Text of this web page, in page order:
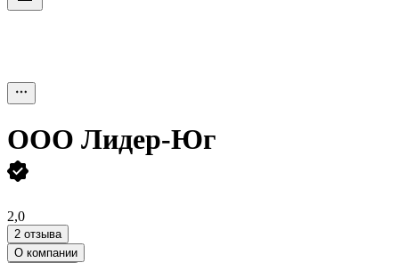
ООО Лидер-Юг
2,0
2 отзыва
О компании